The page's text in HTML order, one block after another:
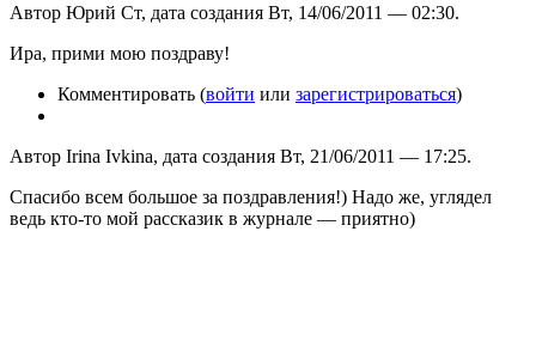
Автор Юрий Ст, дата создания Вт, 14/06/2011 — 02:30.
Ира, прими мою поздраву!
Комментировать (войти или зарегистрироваться)
Автор Irina Ivkina, дата создания Вт, 21/06/2011 — 17:25.
Спасибо всем большое за поздравления!) Надо же, углядел
ведь кто-то мой рассказик в журнале — приятно)